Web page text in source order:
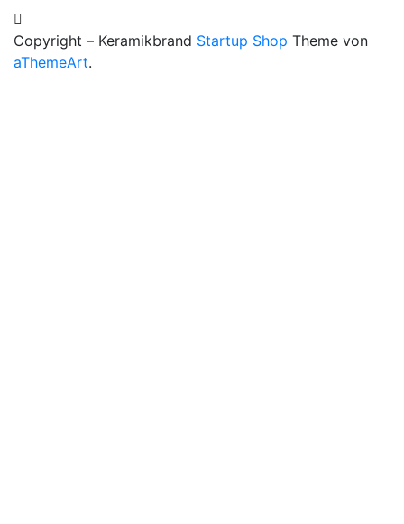
Copyright – Keramikbrand Startup Shop Theme von
aThemeArt.